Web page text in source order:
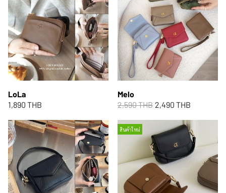
LoLa
1,890 THB
Melo
2,590 THB 2,490 THB
สินค้าใหม่